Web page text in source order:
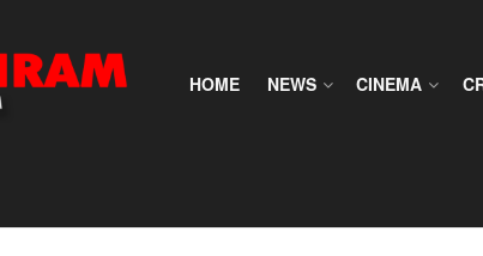
HOME NEWS CINEMA